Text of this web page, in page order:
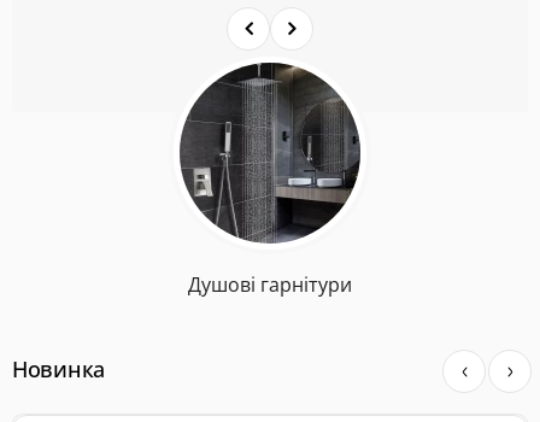
Душові гарнітури
Новинка